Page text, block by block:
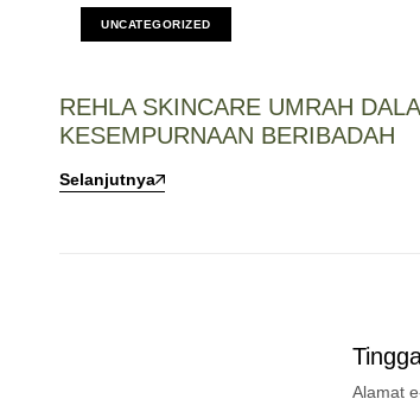
UNCATEGORIZED
REHLA SKINCARE UMRAH
KESEMPURNAAN BERIBADAH
Selanjutnya
Alamat